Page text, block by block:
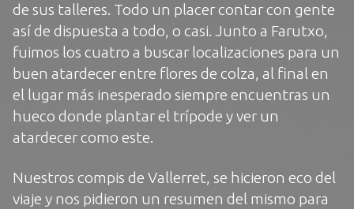
de sus talleres. Todo un placer contar con gente
así de dispuesta a todo, o casi. Junto a Farutxo,
fuimos los cuatro a buscar localizaciones para un
buen atardecer entre flores de colza, al final en
el lugar más inesperado siempre encuentras un
hueco donde plantar el trípode y ver un
atardecer como este.
Nuestros compis de Vallerret, se hicieron eco del
viaje y nos pidieron un resumen del mismo para